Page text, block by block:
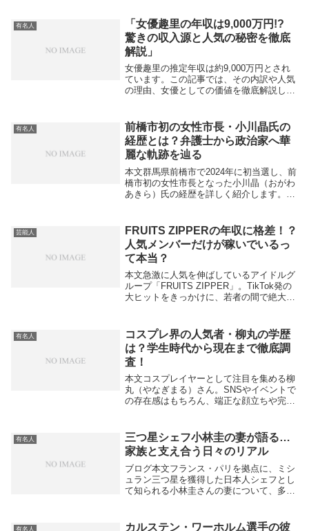
有名人
「女優趣里の年収は9,000万円!?
驚きの収入源と人気の秘密を徹底
解説」
女優趣里の推定年収は約9,000万円とされ
ています。この記事では、その内訳や人気
の理由、女優としての価値を徹底解説しま
など話題作が相次ぎ、実力派女優...
有名人
前橋市初の女性市長・小川晶氏の
経歴とは？弁護士から政治家へ華
麗な軌跡を辿る
本文群馬県前橋市で2024年に初当選し、前
橋市初の女性市長となった小川晶（おがわ
あきら）氏の経歴を詳しく紹介します。42
の道へと進んできました。幼少期から弁護
士へ1...
芸能人
FRUITS ZIPPERの年収に格差！？
人気メンバーだけが稼いでいるっ
て本当？
本文急激に人気を伸ばしているアイドルグ
ループ「FRUITS ZIPPER」。TikTok発の
大ヒットをきっかけに、若者の間で絶大な
やかれています。人気メンバーと不人...
有名人
コスプレ界の人気者・柳丸の学歴
は？学生時代から現在まで徹底調
査！
本文コスプレイヤーとして注目を集める柳
丸（やなぎまる）さん。SNSやイベントで
の存在感はもちろん、端正な顔立ちや完成
歴はどうなの？」「どんな学生時代を過ご
していたの...
有名人
三つ星シェフ小林圭の妻が語る…
家族と支え合う日々のリアル
ブログ本文フランス・パリを拠点に、ミシ
ュラン三つ星を獲得した日本人シェフとし
て知られる小林圭さんの妻について、多く
で重傷を負うという大変な経験をしまし
有名人
カルステン・ワーホルム選手の彼